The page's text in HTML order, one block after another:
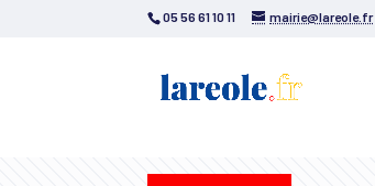
05 56 61 10 11 mairie@lareole.fr